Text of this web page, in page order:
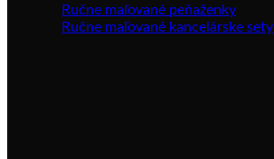
Ručne maľované peňaženky
Ručne maľované kancelárske sety